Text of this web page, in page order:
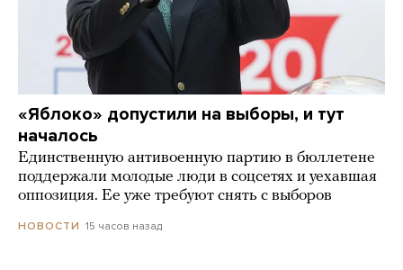
«Яблоко» допустили на выборы, и тут
началось
Единственную антивоенную партию в бюллетене
поддержали молодые люди в соцсетях и уехавшая
оппозиция. Ее уже требуют снять с выборов
НОВОСТИ 15 часов назад